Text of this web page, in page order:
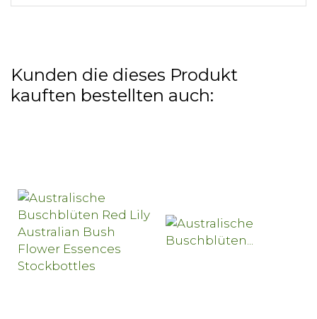
Kunden die dieses Produkt
kauften bestellten auch: